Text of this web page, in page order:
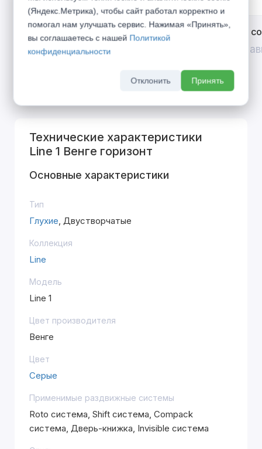
Открой двери выгоде. Дополнительная
скидка 10% на межкомнатные двери при
покупке входной двери
Divilux
До 31
Технические характеристики
Line 1 Венге горизонт
Основные характеристики
Тип
Глухие, Двустворчатые
Коллекция
Line
Модель
Line 1
Цвет производителя
Венге
Цвет
Серые
Применимые раздвижные системы
Roto система, Shift система, Compack
система, Дверь-книжка, Invisible система
(Яндекс.Метрика), чтобы сайт работал корректно и
помогал нам улучшать сервис. Нажимая «Принять»,
вы соглашаетесь с нашей Политикой
конфиденциальности
Отклонить Принять